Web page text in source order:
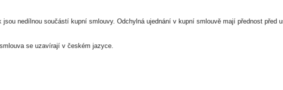
jsou nedílnou součástí kupní smlouvy. Odchylná ujednání v kupní smlouvě mají přednost před
se uzavírají v českém jazyce